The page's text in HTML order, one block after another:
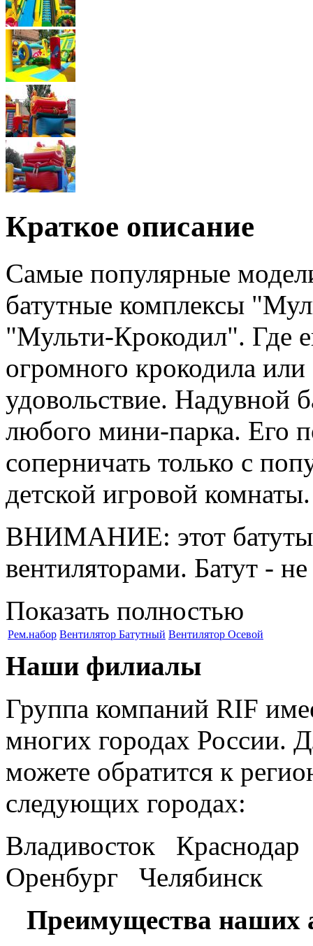
Краткое описание
Самые популярные
батутные комплексы
"Мульти-Крокодил". Где
огромного крокодила
удовольствие. Надувной
любого мини-парка. Его
соперничать только с
детской игровой комнаты.
ВНИМАНИЕ: этот батуты
вентиляторами. Батут -
Показать полностью
Рем.набор Вентилятор Батутный Вентилятор Осевой
Наши филиалы
Группа компаний RIF
многих городах России.
можете обратится к
следующих городах:
Владивосток
Оренбург Челябинск
Преимущества наших